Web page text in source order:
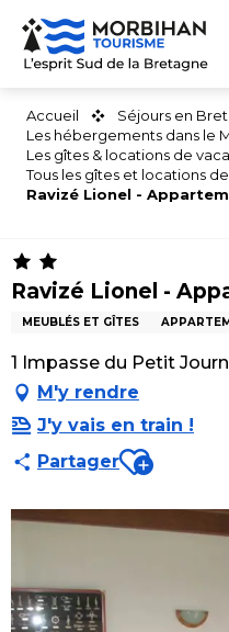
Aller
contenu
Accueil
Séjours en
Les hébergements dans le
Les gîtes & locations de
Tous les gîtes et locations
Ravizé Lionel -
Ravizé Lionel -
MEUBLÉS ET GÎTES
1 Impasse du Petit
M'y rendre
J'y vais en train !
PartagerAjouter aux